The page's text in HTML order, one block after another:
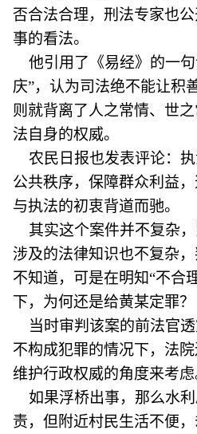
否合法合理，刑法专家也
事的看法。
他引用了《易经》的一
庆”，认为司法绝不能让积
则就背离了人之常情、世
法自身的权威。
农民日报也发表评论：
公共秩序，保障群众利益
与执法的初衷背道而驰。
其实这个案件并不复杂
涉及的法律知识也不复杂
不知道，可是在明知“不合
下，为何还是给黄某定罪？
当时审判该案的前法官
不构成犯罪的情况下，法
维护行政权威的角度来考虑
如果浮桥出事，那么水
责，但附近村民生活不便